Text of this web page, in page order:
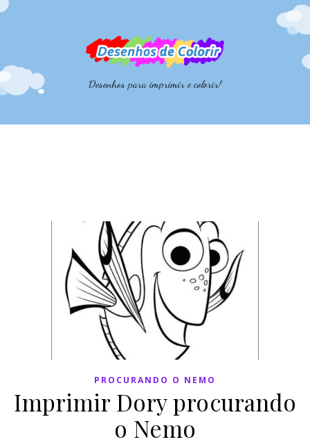
Desenhos para imprimir e colorir!
PROCURANDO O NEMO
Imprimir Dory procurando
o Nemo